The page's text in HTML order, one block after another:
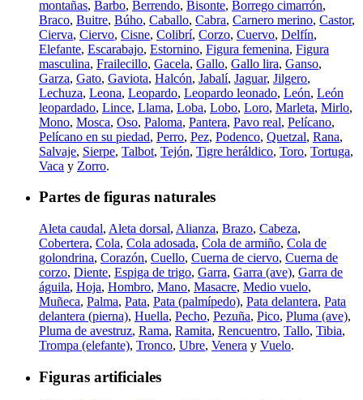
montañas, Barbo, Berrendo, Bisonte, Borrego cimarrón,
Braco, Buitre, Búho, Caballo, Cabra, Carnero merino, Castor,
Cierva, Ciervo, Cisne, Colibrí, Corzo, Cuervo, Delfín,
Elefante, Escarabajo, Estornino, Figura femenina, Figura
masculina, Frailecillo, Gacela, Gallo, Gallo lira, Ganso,
Garza, Gato, Gaviota, Halcón, Jabalí, Jaguar, Jilgero,
Lechuza, Leona, Leopardo, Leopardo leonado, León, León
leopardado, Lince, Llama, Loba, Lobo, Loro, Marleta, Mirlo,
Mono, Mosca, Oso, Paloma, Pantera, Pavo real, Pelícano,
Pelícano en su piedad, Perro, Pez, Podenco, Quetzal, Rana,
Salvaje, Sierpe, Talbot, Tejón, Tigre heráldico, Toro, Tortuga,
Vaca y Zorro.
Partes de figuras naturales
Aleta caudal, Aleta dorsal, Alianza, Brazo, Cabeza,
Cobertera, Cola, Cola adosada, Cola de armiño, Cola de
golondrina, Corazón, Cuello, Cuerna de ciervo, Cuerna de
corzo, Diente, Espiga de trigo, Garra, Garra (ave), Garra de
águila, Hoja, Hombro, Mano, Masacre, Medio vuelo,
Muñeca, Palma, Pata, Pata (palmípedo), Pata delantera, Pata
delantera (pierna), Huella, Pecho, Pezuña, Pico, Pluma (ave),
Pluma de avestruz, Rama, Ramita, Rencuentro, Tallo, Tibia,
Trompa (elefante), Tronco, Ubre, Venera y Vuelo.
Figuras artificiales